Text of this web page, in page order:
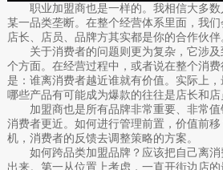
职业加盟商也是一样的。我相信大多数
某一品类垄断。在整个经营体系里面，我
店长、店员、品牌方其实都是你的合作伙伴
关于消费者的问题则更为复杂，它涉及
个方面。在经营过程中，或者说在整个消
是：谁离消费者越近谁就有价值。实际上，
哪些产品有可能成为爆款的往往是店长和店
加盟商也是所有品牌非常重要、非常值
消费者更近。如何进行管理前置，价值前
机，消费者的反馈去调整策略的方案。
如何跨品类加盟品牌？应该把自己离消
出来。第一从位置上考虑，一直开街边店